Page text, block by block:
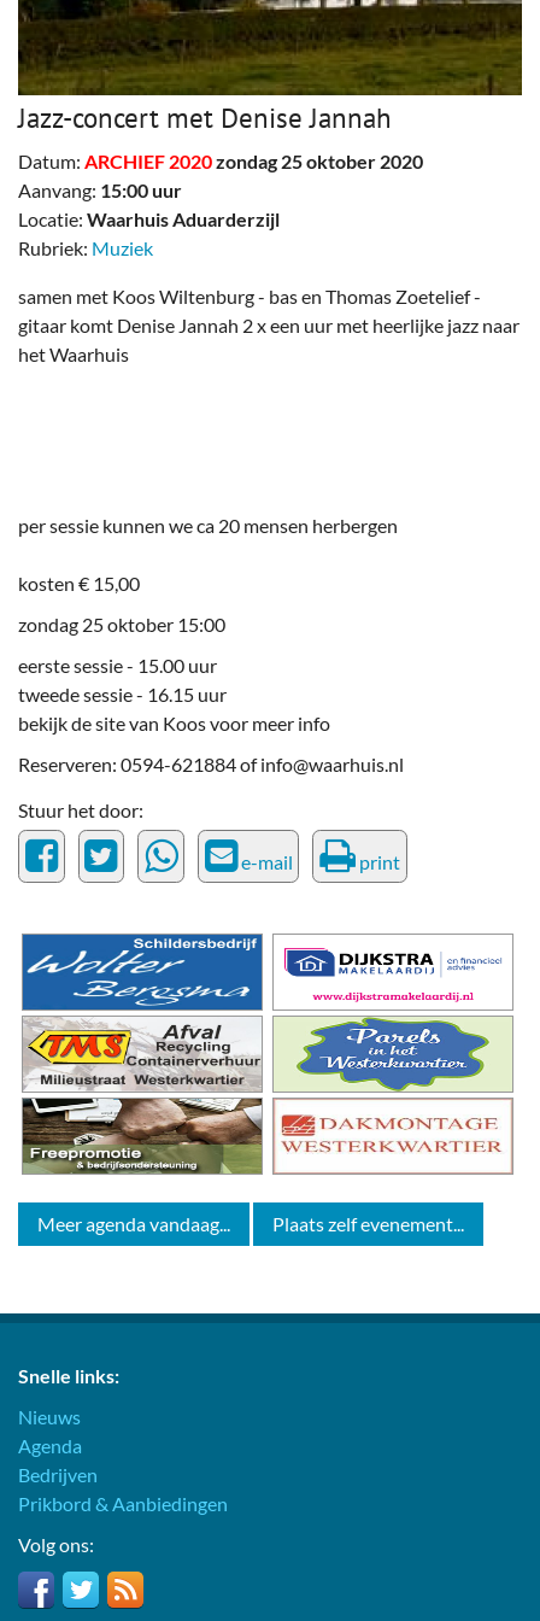
Jazz-concert met Denise Jannah
Datum: ARCHIEF 2020zondag 25 oktober 2020
Aanvang: 15:00 uur
Locatie: Waarhuis Aduarderzijl
Rubriek: Muziek
samen met Koos Wiltenburg - bas en Thomas Zoetelief -
gitaar komt Denise Jannah 2 x een uur met heerlijke jazz naar
het Waarhuis
per sessie kunnen we ca 20 mensen herbergen
kosten € 15,00
zondag 25 oktober 15:00
eerste sessie - 15.00 uur
tweede sessie - 16.15 uur
bekijk de site van Koos voor meer info
Reserveren: 0594-621884 of info@waarhuis.nl
Stuur het door:
e-mail print
Meer agenda vandaag... Plaats zelf evenement...
Snelle links:
Nieuws
Agenda
Bedrijven
Prikbord & Aanbiedingen
Volg ons: